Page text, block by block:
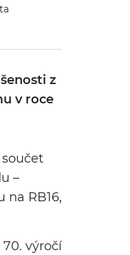
z
v roce
–
RB16,
výročí